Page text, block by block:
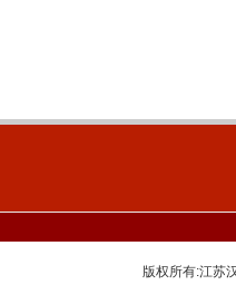
版权所有:江